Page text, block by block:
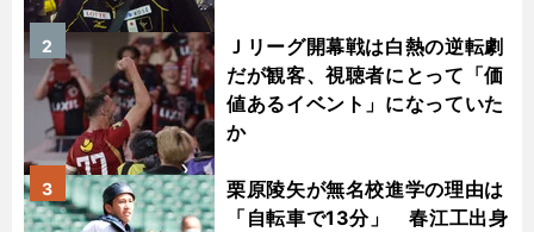
Ｊリーグ開幕戦は白熱の逆転劇
だが観客、視聴者にとって「価
値あるイベント」になっていた
か
2
栗原陵矢が無名校進学の理由は
「自転車で13分」 春江工出身
3